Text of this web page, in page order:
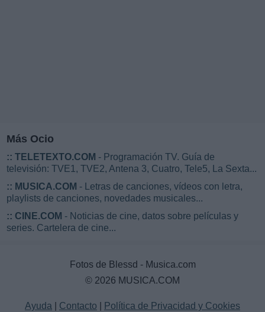
Más Ocio
:: TELETEXTO.COM - Programación TV. Guía de
televisión: TVE1, TVE2, Antena 3, Cuatro, Tele5, La Sexta...
:: MUSICA.COM - Letras de canciones, vídeos con letra,
playlists de canciones, novedades musicales...
:: CINE.COM - Noticias de cine, datos sobre películas y
series. Cartelera de cine...
Fotos de Blessd - Musica.com
© 2026 MUSICA.COM
Ayuda Contacto Política de Privacidad y Cookies